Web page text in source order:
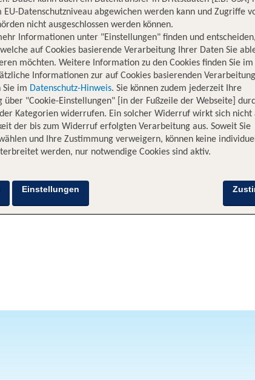
EU-Datenschutzniveau abgewichen werden kann und Zugriffe
nicht ausgeschlossen werden können.
Informationen unter "Einstellungen" finden und
auf Cookies basierende Verarbeitung Ihrer Daten Sie
möchten. Weitere Information zu den Cookies finden Sie im
Informationen zur auf Cookies basierenden
Sie im Datenschutz-Hinweis. Sie können zudem jederzeit Ihre
über "Cookie-Einstellungen" [in der Fußzeile der Webseite]
Kategorien widerrufen. Ein solcher Widerruf wirkt sich nicht
der bis zum Widerruf erfolgten Verarbeitung aus. Soweit Sie
und Ihre Zustimmung verweigern, können keine
werden, nur notwendige Cookies sind aktiv.
Einstellungen